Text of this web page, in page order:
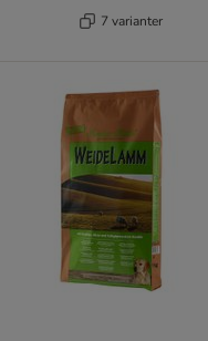
7 varianter